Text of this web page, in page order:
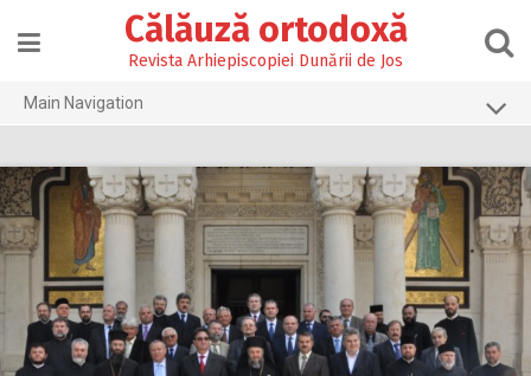
content
Călăuză ortodoxă
Revista Arhiepiscopiei Dunării de Jos
Main Navigation
2026
2025
2024
2023
2022